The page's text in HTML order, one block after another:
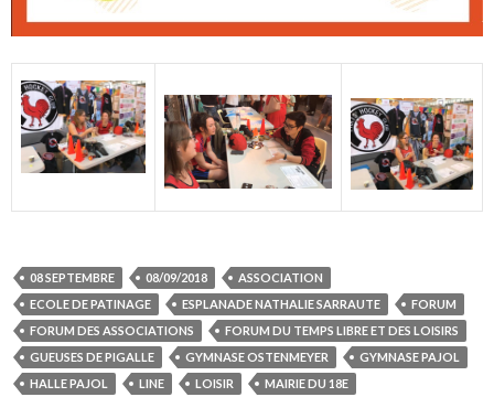
08 SEPTEMBRE 08/09/2018
ASSOCIATION
ECOLE DE PATINAGE
ESPLANADE NATHALIE SARRAUTE
FORUM
FORUM DES ASSOCIATIONS
FORUM DU TEMPS LIBRE ET DES LOISIRS
GUEUSES DE PIGALLE
GYMNASE OSTENMEYER
GYMNASE PAJOL
HALLE PAJOL
LINE LOISIR
MAIRIE DU 18E